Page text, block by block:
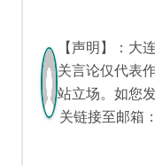
【声明】：大
关言论仅代表
站立场。如您
关链接至邮箱